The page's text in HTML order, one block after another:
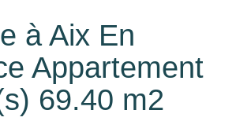
à Aix En
Appartement
69.40 m2